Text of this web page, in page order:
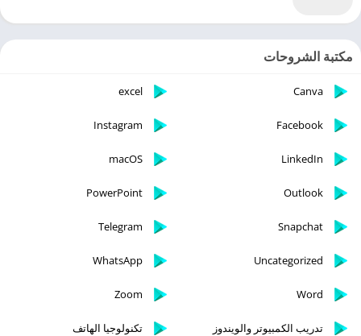
مكتبة الشروحات
Canva
excel
Facebook
Instagram
LinkedIn
macOS
Outlook
PowerPoint
Snapchat
Telegram
Uncategorized
WhatsApp
Word
Zoom
تدريب الكمبيوتر والويندوز تكنولوجيا الهاتف